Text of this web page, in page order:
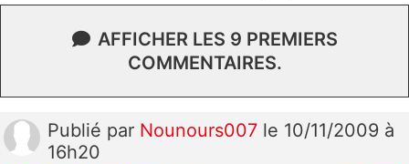
AFFICHER LES 9 PREMIERS
COMMENTAIRES.
Publié par Nounours007 le 10/11/2009 à
16h20